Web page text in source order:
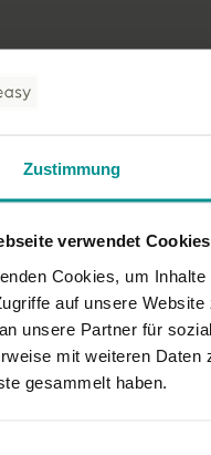
Zustimmung
verwendet Cookies
Cookies, um
auf unsere
unsere Partner für
mit weiteren Daten
gesammelt haben.
Stimme